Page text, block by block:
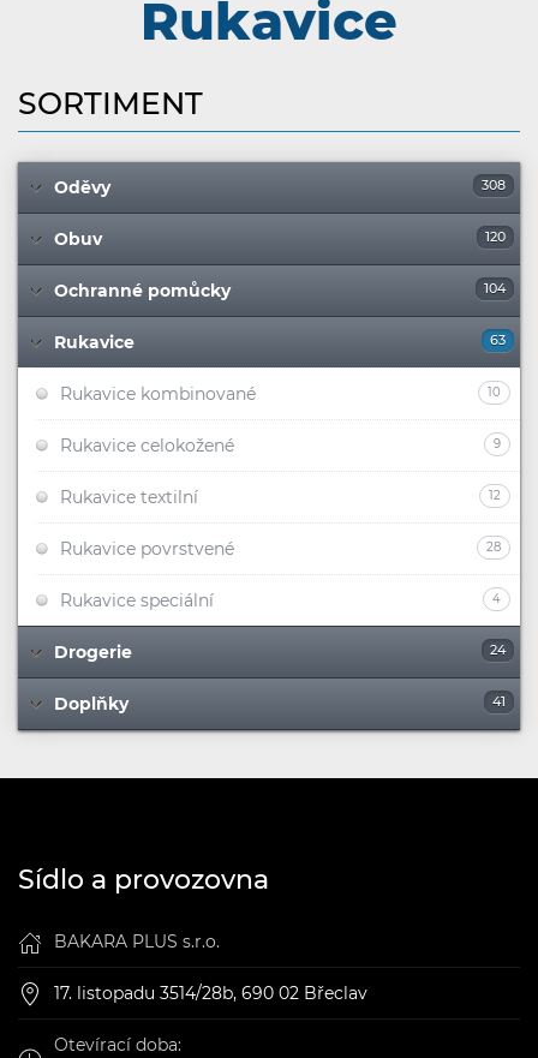
SORTIMENT
Oděvy 308
Obuv 120
Ochranné pomůcky 104
Rukavice 63
Rukavice kombinované 10
Rukavice celokožené 9
Rukavice textilní 12
Rukavice povrstvené 28
Rukavice speciální 4
Drogerie 24
Doplňky 41
Rukavice
Sídlo a provozovna
BAKARA PLUS s.r.o.
17. listopadu 3514/28b, 690 02 Břeclav
Otevírací doba: